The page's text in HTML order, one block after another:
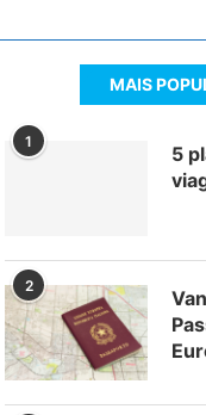
MAIS
1
5
2